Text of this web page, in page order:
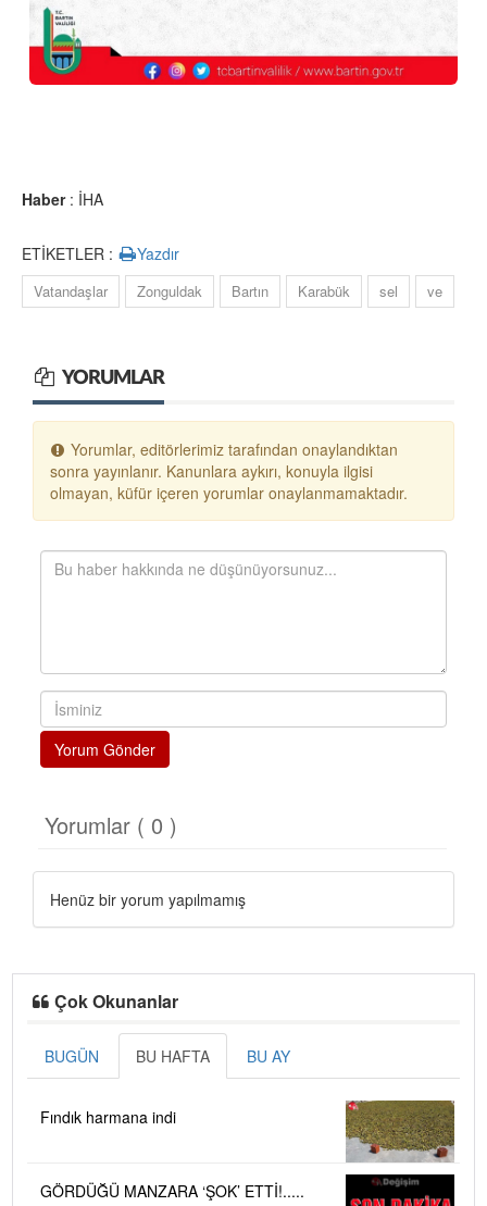
Haber: İHA
ETİKETLER : Yazdır
Vatandaşlar Zonguldak Bartın Karabük sel ve
YORUMLAR
Yorumlar, editörlerimiz tarafından onaylandıktan
sonra yayınlanır. Kanunlara aykırı, konuyla ilgisi
olmayan, küfür içeren yorumlar onaylanmamaktadır.
Yorum Gönder
Yorumlar ( 0 )
Henüz bir yorum yapılmamış
Çok Okunanlar
BUGÜN BU HAFTA BU AY
Fındık harmana indi
GÖRDÜĞÜ MANZARA ‘ŞOK’ ETTİ!.....